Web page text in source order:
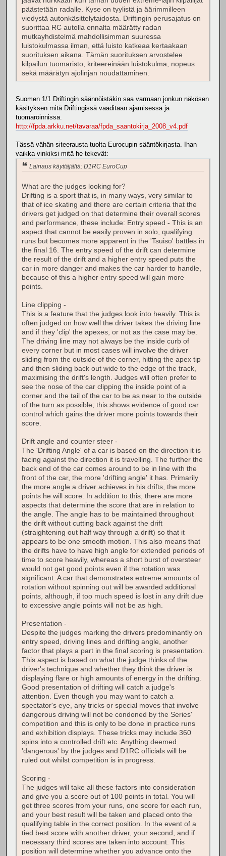
päästetään radalle. Kyse on tyylistä ja äärimmilleen
viedystä autonkäsittelytaidosta. Driftingin perusajatus on
suorittaa RC autolla ennalta määrätty radan
mutkayhdistelmä mahdollisimman suuressa
luistokulmassa ilman, että luisto katkeaa kertaakaan
suorituksen aikana. Tämän suorituksen arvostelee
kilpailun tuomaristo, kriteereinään luistokulma, nopeus
sekä määrätyn ajolinjan noudattaminen.
Suomen 1/1 Driftingin säännöistäkin saa varmaan jonkun näkösen
käsityksen mitä Driftingissä vaaditaan ajamisessa ja
tuomaroinnissa.
http://fpda.arkku.net/tavaraa/fpda_saantokirja_2008_v4.pdf
Tässä vähän siteerausta tuolta Eurocupin sääntökirjasta. Ihan
vaikka vinkiksi mitä he tekevät:
Lainaus käyttäjältä: D1RC EuroCup
What are the judges looking for?
Drifting is a sport that is, in many ways, very similar to
that of ice skating and there are certain criteria that the
drivers get judged on that determine their overall scores
and performance, these include: Entry speed - This is an
aspect that cannot be easily proven in solo, qualifying
runs but becomes more apparent in the 'Tsuiso' battles in
the final 16. The entry speed of the drift can determine
the result of the drift and a higher entry speed puts the
car in more danger and makes the car harder to handle,
because of this a higher entry speed will gain more
points.
Line clipping -
This is a feature that the judges look into heavily. This is
often judged on how well the driver takes the driving line
and if they 'clip' the apexes, or not as the case may be.
The driving line may not always be the inside curb of
every corner but in most cases will involve the driver
sliding from the outside of the corner, hitting the apex tip
and then sliding back out wide to the edge of the track,
maximising the drift's length. Judges will often prefer to
see the nose of the car clipping the inside point of a
corner and the tail of the car to be as near to the outside
of the turn as possible; this shows evidence of good car
control which gains the driver more points towards their
score.
Drift angle and counter steer -
The 'Drifting Angle' of a car is based on the direction it is
facing against the direction it is travelling. The further the
back end of the car comes around to be in line with the
front of the car, the more 'drifting angle' it has. Primarily
the more angle a driver achieves in his drifts, the more
points he will score. In addition to this, there are more
aspects that determine the score that are in relation to
the angle. The angle has to be maintained throughout
the drift without cutting back against the drift
(straightening out half way through a drift) so that it
appears to be one smooth motion. This also means that
the drifts have to have high angle for extended periods of
time to score heavily, whereas a short burst of oversteer
would not get good points even if the rotation was
significant. A car that demonstrates extreme amounts of
rotation without spinning out will be awarded additional
points, although, if too much speed is lost in any drift due
to excessive angle points will not be as high.
Presentation -
Despite the judges marking the drivers predominantly on
entry speed, driving lines and drifting angle, another
factor that plays a part in the final scoring is presentation.
This aspect is based on what the judge thinks of the
driver's technique and whether they think the driver is
displaying flare or high amounts of energy in the drifting.
Good presentation of drifting will catch a judge's
attention. Even though you may want to catch a
spectator's eye, any tricks or special moves that involve
dangerous driving will not be condoned by the Series'
competition and this is only to be done in practice runs
and exhibition displays. These tricks may include 360
spins into a controlled drift etc. Anything deemed
'dangerous' by the judges and D1RC officials will be
ruled out whilst competition is in progress.
Scoring -
The judges will take all these factors into consideration
and give you a score out of 100 points in total. You will
get three scores from your runs, one score for each run,
and your best result will be taken and placed onto the
qualifying table in the correct position. In the event of a
tied best score with another driver, your second, and if
necessary third scores are taken into account. This
position will determine whether you advance onto the